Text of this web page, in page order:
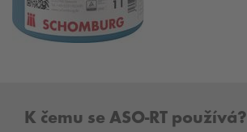
K čemu se ASO-RT používá?